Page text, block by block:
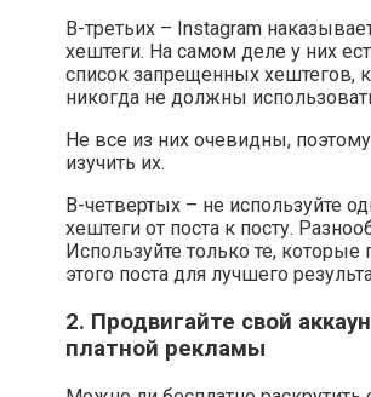
В-третьих – Instagram
хештеги. На самом деле у них
список запрещенных хештегов,
никогда не должны
Не все из них очевидны,
изучить их.
В-четвертых – не используйте
хештеги от поста к посту.
Используйте только те, которые
этого поста для лучшего
2. Продвигайте свой
платной рекламы